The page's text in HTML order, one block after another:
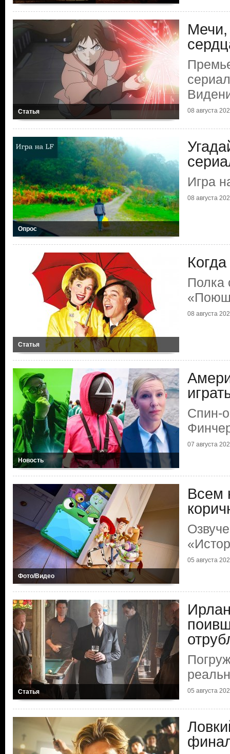
Статья 08 августа
Опрос
Игра
08 августа
Статья
Полка
08 августа
Новость
Спин-
07 августа
Фото/Видео
Всем
05 августа
Статья 05 августа